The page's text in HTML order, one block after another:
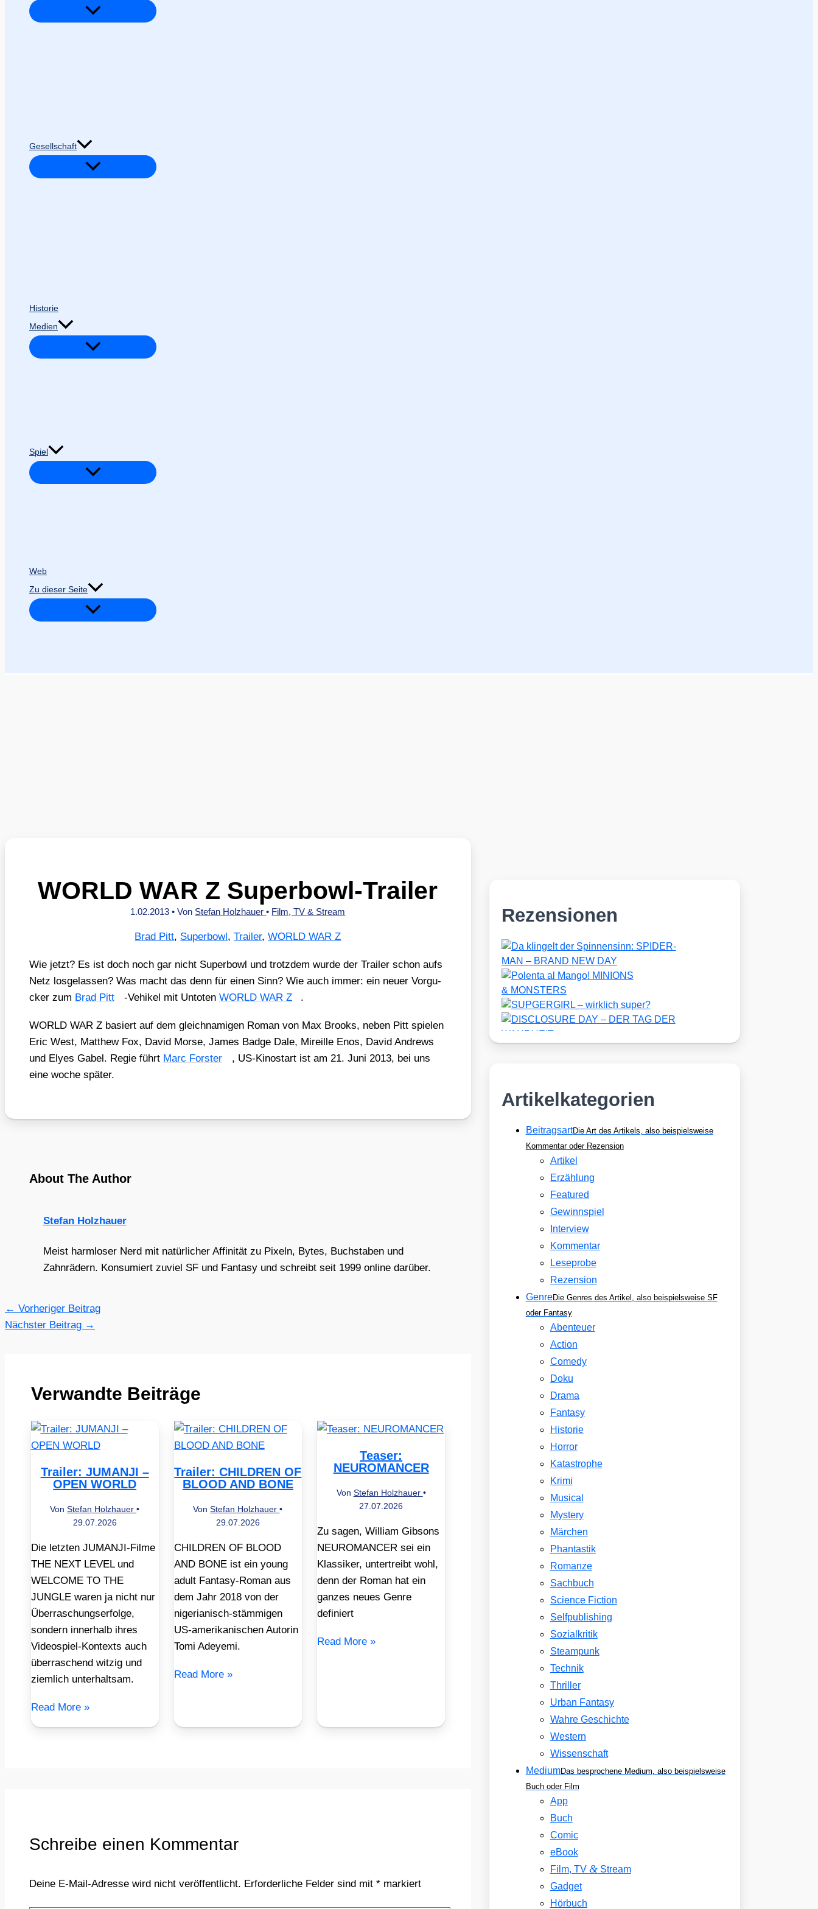
Gesellschaft
Historie
Medien
Spiel
Web
Zu dieser Seite
WORLD WAR Z Superbowl-Trailer
1.02.2013• Von Stefan Holzhauer• Film, TV & Stream
Brad Pitt, Superbowl ,Trailer,WORLD WAR Z
Wie jetzt? Es ist doch noch gar nicht Super­bowl und trotz­dem wur­de der Trai­ler schon aufs
Netz los­ge­las­sen? Was macht das denn für einen Sinn? Wie auch immer: ein neu­er Vor­gu­
cker zum Brad Pitt -Vehi­kel mit Unto­ten WORLD WAR Z .
WORLD WAR Z basiert auf dem gleich­na­mi­gen Roman von Max Brooks, neben Pitt spie­len
Eric West, Matthew Fox, David Mor­se, James Badge Dale, Mireil­le Enos, David Andrews
und Elyes Gabel. Regie führt Marc Fors­ter
, US-Kino­start ist am 21. Juni 2013, bei uns
eine woche spä­ter.
About The Author
Stefan Holzhauer
Meist harmloser Nerd mit natürlicher Affinität zu Pixeln, Bytes, Buchstaben und
Zahnrädern. Konsumiert zuviel SF und Fantasy und schreibt seit 1999 online darüber.
← Vorheriger Beitrag
Nächster Beitrag →
Verwandte Beiträge
Trailer: JUMANJI –
OPEN WORLD
VonStefan Holzhauer•
29.07.2026
Die letzten JUMANJI-Filme
THE NEXT LEVEL und
WELCOME TO THE
JUNGLE waren ja nicht nur
Überraschungserfolge,
sondern innerhalb ihres
Videospiel-Kontexts auch
überraschend witzig und
ziemlich unterhaltsam.
Read More »
Trailer: CHILDREN OF
BLOOD AND BONE
VonStefan Holzhauer•
29.07.2026
CHILDREN OF BLOOD
AND BONE ist ein young
adult Fantasy-Roman aus
dem Jahr 2018 von der
nigerianisch-stämmigen
US-amerikanischen Autorin
Tomi Adeyemi.
Read More »
Teaser:
NEUROMANCER
Von Stefan Holzhauer •
27.07.2026
Zu sagen, William Gibsons
NEUROMANCER sei ein
Klassiker, untertreibt wohl,
denn der Roman hat ein
ganzes neues Genre
definiert
Read More »
Schreibe einen Kommentar
Deine E-Mail-Adresse wird nicht veröffentlicht. Erforderliche Felder sind mit * markiert
Rezensionen
Artikelkategorien
BeitragsartDie Art des Artikels, also beispielsweise
Kommentar oder Rezension
Artikel
Erzählung
Featured
Gewinnspiel
Interview
Kommentar
Leseprobe
Rezension
GenreDie Genres des Artikel, also beispielsweise SF
oder Fantasy
Abenteuer
Action
Comedy
Doku
Drama
Fantasy
Historie
Horror
Katastrophe
Krimi
Musical
Mystery
Märchen
Phantastik
Romanze
Sachbuch
Science Fiction
Selfpublishing
Sozialkritik
Steampunk
Technik
Thriller
Urban Fantasy
Wahre Geschichte
Western
Wissenschaft
MediumDas besprochene Medium, also beispielsweise
Buch oder Film
App
Buch
Comic
eBook
Film, TV &Stream
Gadget
Hörbuch